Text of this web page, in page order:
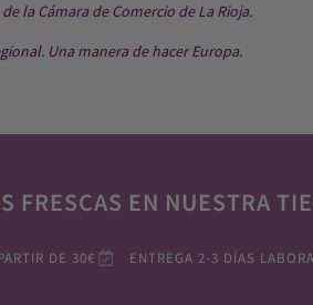
la Cámara de Comercio de La Rioja.
Una manera de hacer Europa.
FRESCAS EN NUESTRA
DE 30€ ENTREGA 2-3 DÍAS